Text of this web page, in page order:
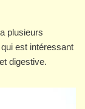
plusieurs
est intéressant
digestive.